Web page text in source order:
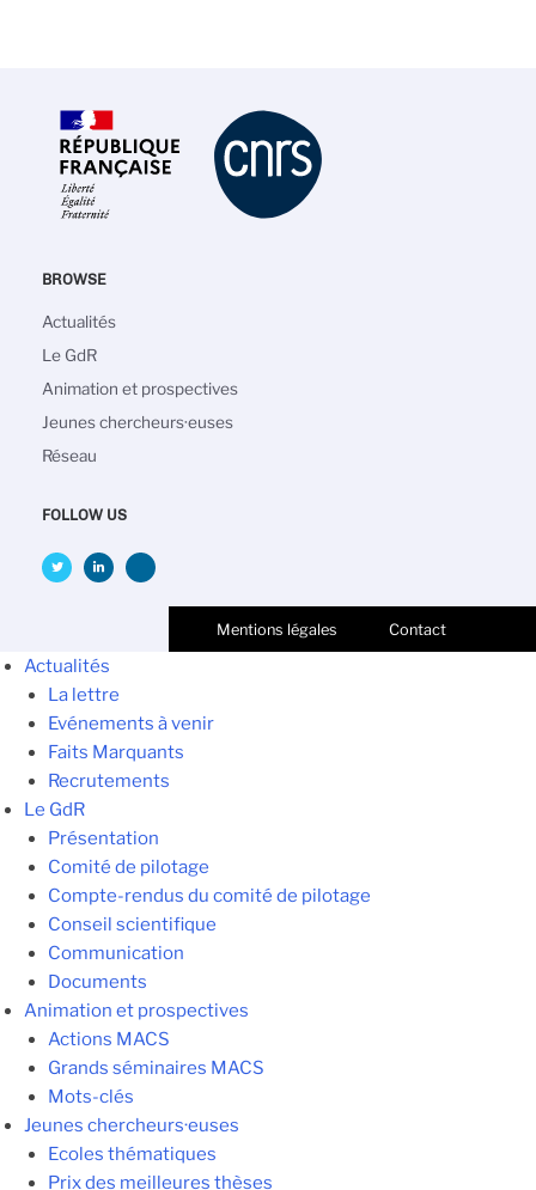
BROWSE
Navigation
principale
Actualités
Le GdR
Animation et prospectives
Jeunes chercheurs·euses
Réseau
FOLLOW US
Mentions légales Contact
Actualités
La lettre
Evénements à venir
Faits Marquants
Recrutements
Le GdR
Présentation
Comité de pilotage
Compte-rendus du comité de pilotage
Conseil scientifique
Communication
Documents
Animation et prospectives
Actions MACS
Grands séminaires MACS
Mots-clés
Jeunes chercheurs·euses
Ecoles thématiques
Prix des meilleures thèses